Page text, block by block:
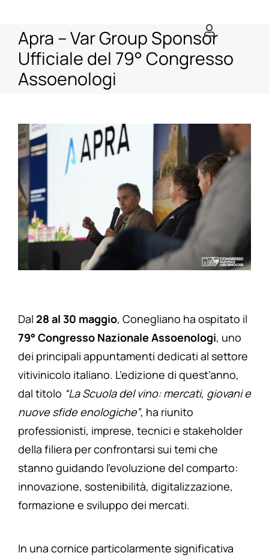
contenuto
Apra – Var Group Sponsor
Ufficiale del 79° Congresso
Assoenologi
Ingrandisci
immagine
Dal 28 al 30 maggio, Conegliano ha ospitato il
79° Congresso Nazionale Assoenologi, uno
dei principali appuntamenti dedicati al settore
vitivinicolo italiano. L’edizione di quest’anno,
dal titolo “La Scuola del vino: mercati, giovani e
nuove sfide enologiche”, ha riunito
professionisti, imprese, tecnici e stakeholder
della filiera per confrontarsi sui temi che
stanno guidando l’evoluzione del comparto:
innovazione, sostenibilità, digitalizzazione,
formazione e sviluppo dei mercati.
In una cornice particolarmente significativa